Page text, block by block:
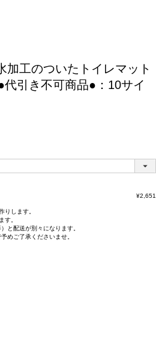
加工のついたトイレマット
代引き不可商品●：10サイ
¥2,651
りします。
す。
と配送が別々 になります。
めご了承くださいませ。